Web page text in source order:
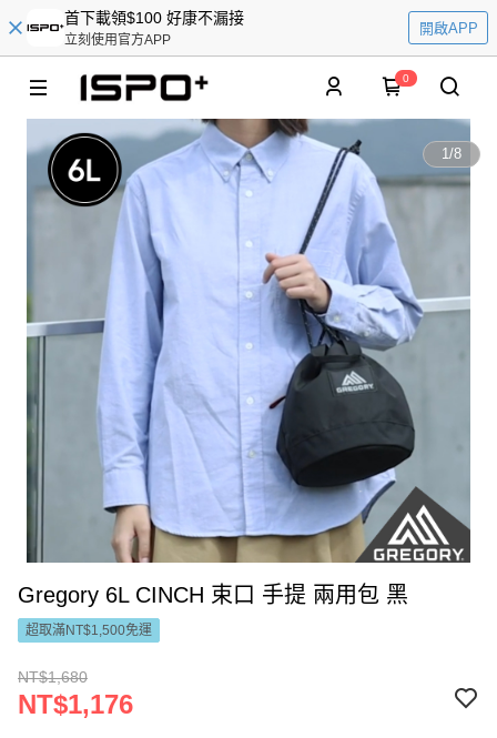
首下載領$100 好康不漏接
立刻使用官方APP
開啟APP
0
1/8
Gregory 6L CINCH 束口 手提 兩用包 黑
超取滿NT$1,500免運
NT$1,680
NT$1,176